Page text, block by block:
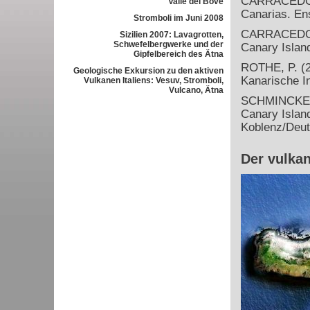
Stromboli im Juni 2008
Sizilien 2007: Lavagrotten,
Schwefelbergwerke und der
Gipfelbereich des Ätna
Geologische Exkursion zu den aktiven
Vulkanen Italiens: Vesuv, Stromboli,
Vulcano, Ätna
Canarias.
Canary
ROTHE, P.
Kanarische
Canary
Koblenz/
Der